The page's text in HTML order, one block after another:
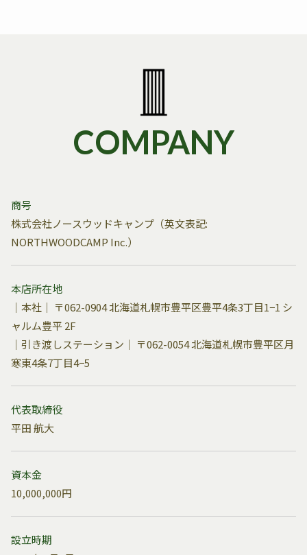
COMPANY
商号
株式会社ノースウッドキャンプ（英文表記:
NORTHWOODCAMP Inc.）
本店所在地
｜本社｜ 〒062-0904 北海道札幌市豊平区豊平4条3丁目1−1 シ
ャルム豊平 2F
｜引き渡しステーション｜ 〒062-0054 北海道札幌市豊平区月
寒東4条7丁目4−5
代表取締役
平田 航大
資本金
10,000,000円
設立時期